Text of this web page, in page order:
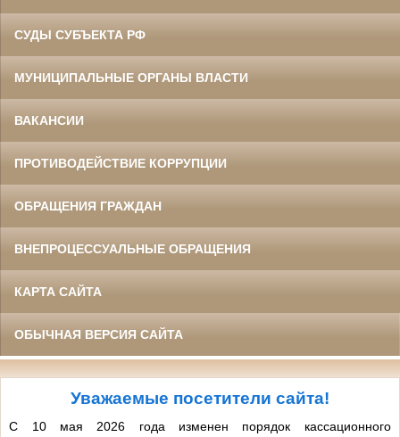
СУДЫ СУБЪЕКТА РФ
МУНИЦИПАЛЬНЫЕ ОРГАНЫ ВЛАСТИ
ВАКАНСИИ
ПРОТИВОДЕЙСТВИЕ КОРРУПЦИИ
ОБРАЩЕНИЯ ГРАЖДАН
ВНЕПРОЦЕССУАЛЬНЫЕ ОБРАЩЕНИЯ
КАРТА САЙТА
ОБЫЧНАЯ ВЕРСИЯ САЙТА
Уважаемые посетители сайта!
С 10 мая 2026 года изменен порядок кассационного